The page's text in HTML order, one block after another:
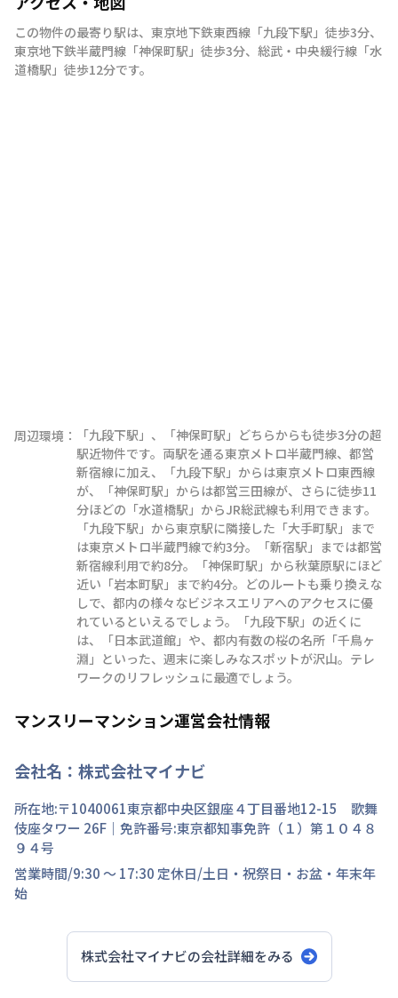
この物件の最寄り駅は、 東京地下鉄東西線 「九段下駅 」 徒歩3分、
東京地下鉄半蔵門線 「神保町駅 」 徒歩3分、 総武・中央緩行線 「水
道橋駅 」 徒歩12分です。
周辺環境：
「九段下駅」、「神保町駅」どちらからも徒歩3分の超
駅近物件です。両駅を通る東京メトロ半蔵門線、都営
新宿線に加え、「九段下駅」からは東京メトロ東西線
が、「神保町駅」からは都営三田線が、さらに徒歩11
分ほどの「水道橋駅」からJR総武線も利用できます。
「九段下駅」から東京駅に隣接した「大手町駅」まで
は東京メトロ半蔵門線で約3分。「新宿駅」までは都営
新宿線利用で約8分。「神保町駅」から秋葉原駅にほど
近い「岩本町駅」まで約4分。どのルートも乗り換えな
しで、都内の様々なビジネスエリアへのアクセスに優
れているといえるでしょう。「九段下駅」の近くに
は、「日本武道館」や、都内有数の桜の名所「千鳥ヶ
淵」といった、週末に楽しみなスポットが沢山。テレ
ワークのリフレッシュに最適でしょう。
マンスリーマンション運営会社情報
会社名： 株式会社マイナビ
所在地:〒1040061東京都中央区銀座４丁目番地12-15 歌舞
伎座タワー 26F ｜免許番号:東京都知事免許（１）第１０４８
９４号
営業時間/9:30 ～ 17:30 定休日/土日・祝祭日・お盆・年末年
始
株式会社マイナビの会社詳細をみる